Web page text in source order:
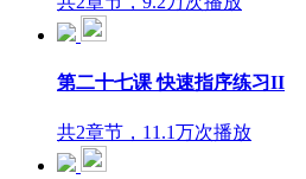
第二十七课 快速指序练习II
共2章节，11.1万次播放